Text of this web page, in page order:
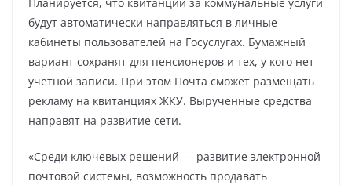
Планируется, что квитанции за коммунальные услуги
будут автоматически направляться в личные
кабинеты пользователей на Госуслугах. Бумажный
вариант сохранят для пенсионеров и тех, у кого нет
учетной записи. При этом Почта сможет размещать
рекламу на квитанциях ЖКУ. Вырученные средства
направят на развитие сети.
«Среди ключевых решений — развитие электронной
почтовой системы, возможность продавать